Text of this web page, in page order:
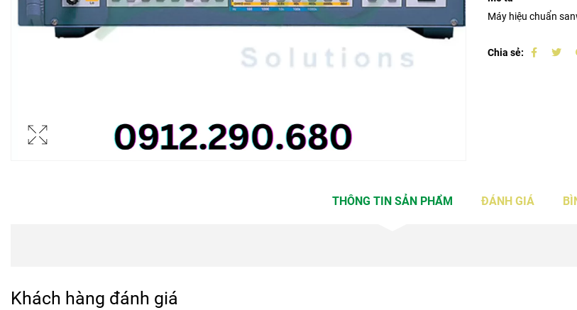
Máy hiệu chuẩn
Chia sẻ:
THÔNG TIN SẢN PHẨM ĐÁNH GIÁ
Khách hàng đánh giá